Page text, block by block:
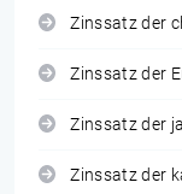
Zinssatz der
Zinssatz der
Zinssatz der
Zinssatz der